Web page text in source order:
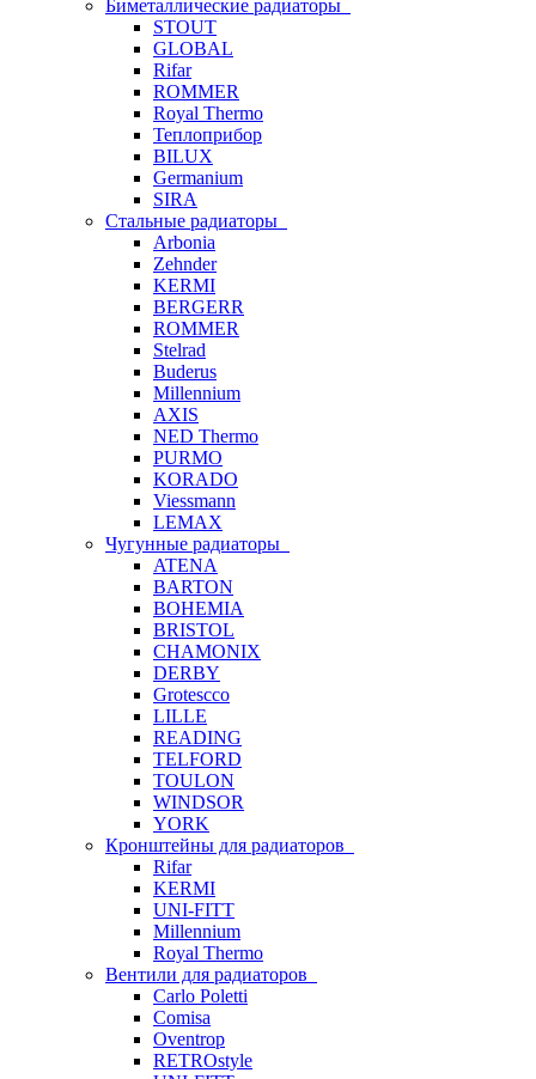
Биметаллические радиаторы
STOUT
GLOBAL
Rifar
ROMMER
Royal Thermo
Теплоприбор
BILUX
Germanium
SIRA
Стальные радиаторы
Arbonia
Zehnder
KERMI
BERGERR
ROMMER
Stelrad
Buderus
Millennium
AXIS
NED Thermo
PURMO
KORADO
Viessmann
LEMAX
Чугунные радиаторы
ATENA
BARTON
BOHEMIA
BRISTOL
CHAMONIX
DERBY
Grotescco
LILLE
READING
TELFORD
TOULON
WINDSOR
YORK
Кронштейны для радиаторов
Rifar
KERMI
UNI-FITT
Millennium
Royal Thermo
Вентили для радиаторов
Carlo Poletti
Comisa
Oventrop
RETROstyle